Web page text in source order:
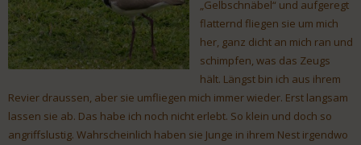
„Gelbschnäbel“ und aufgeregt
flatternd fliegen sie um mich
her, ganz dicht an mich ran und
schimpfen, was das Zeugs
hält. Längst bin ich aus ihrem
Revier draussen, aber sie umfliegen mich immer wieder. Erst langsam
lassen sie ab. Das habe ich noch nicht erlebt. So klein und doch so
angriffslustig. Wahrscheinlich haben sie Junge in ihrem Nest irgendwo